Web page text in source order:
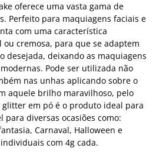
oferece uma vasta gama de
Perfeito para maquiagens faciais e
com uma característica
cremosa, para que se adaptem
desejada, deixando as maquiagens
Pode ser utilizada não
nas unhas aplicando sobre o
aquele brilho maravilhoso, pelo
glitter em pó é o produto ideal para
diversas ocasiões como:
Carnaval, Halloween e
com 4g cada.